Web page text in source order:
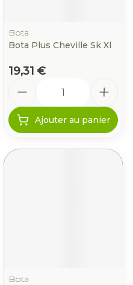
Bota
Bota Plus Cheville Sk Xl
19,31 €
Ajouter au panier
Bota